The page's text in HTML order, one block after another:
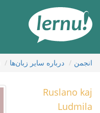
محتوا
انجمن درباره ساير زبان‌ها
Ruslano kaj
Ludmila